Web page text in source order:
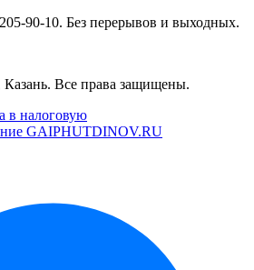
90-10. Без перерывов и выходных.
Все права защищены.
в налоговую
GAIPHUTDINOV.RU